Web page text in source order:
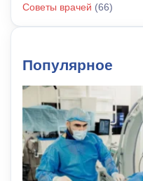
Советы врачей (66)
Популярное